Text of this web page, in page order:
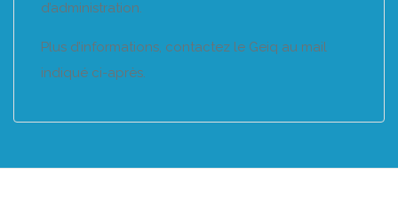
d’administration.
Plus d’informations, contactez le Geiq au mail
indiqué ci-après.